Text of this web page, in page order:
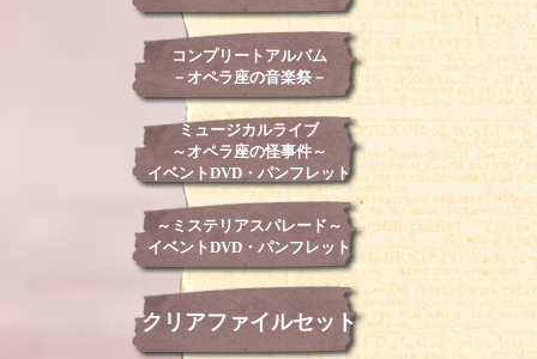
コンプリートアルバム
－オペラ座の音楽祭－
ミュージカルライブ
～オペラ座の怪事件～
イベントDVD・パンフレット
～ミステリアスパレード～
イベントDVD・パンフレット
クリアファイルセット